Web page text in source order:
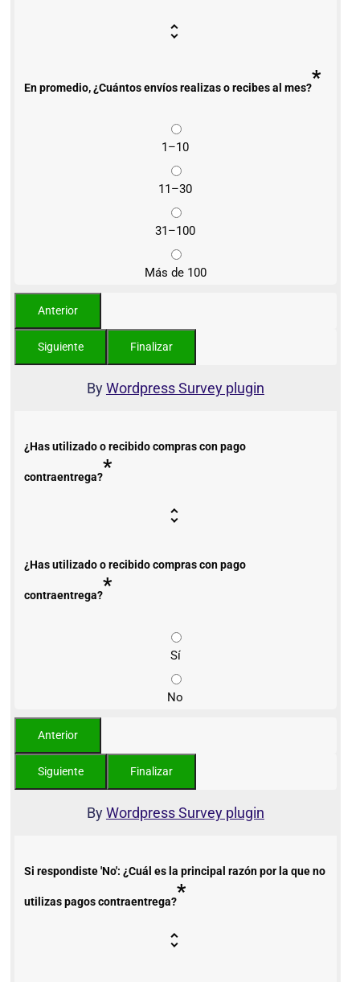
En promedio, ¿Cuántos envíos realizas o recibes al mes?*
1–10
11–30
31–100
Más de 100
ByWordpress Survey plugin
¿Has utilizado o recibido compras con pago
contraentrega?*
¿Has utilizado o recibido compras con pago
contraentrega?*
Sí
No
ByWordpress Survey plugin
Si respondiste 'No': ¿Cuál es la principal razón por la que no
utilizas pagos contraentrega?*